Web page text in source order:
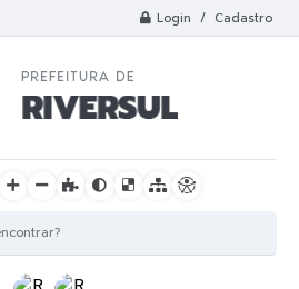
Login / Cadastro